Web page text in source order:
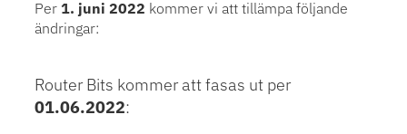
Per 1. juni 2022 kommer vi att tillämpa följande
ändringar:
Router Bits kommer att fasas ut per
01.06.2022: